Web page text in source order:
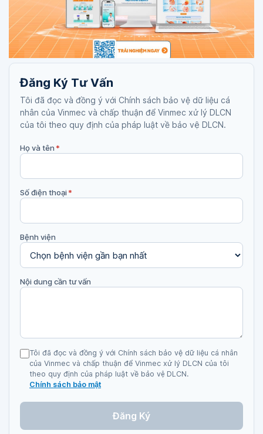
Đăng Ký Tư Vấn
Tôi đã đọc và đồng ý với Chính sách bảo vệ dữ liệu cá
nhân của Vinmec và chấp thuận để Vinmec xử lý DLCN
của tôi theo quy định của pháp luật về bảo vệ DLCN.
Họ và tên*
Số điện thoại*
Bệnh viện
Nội dung cần tư vấn
Tôi đã đọc và đồng ý với Chính sách bảo vệ dữ liệu cá nhân
của Vinmec và chấp thuận để Vinmec xử lý DLCN của tôi
theo quy định của pháp luật về bảo vệ DLCN.
Chính sách bảo mật
Đăng Ký